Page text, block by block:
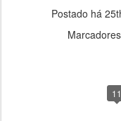
Postado há
11